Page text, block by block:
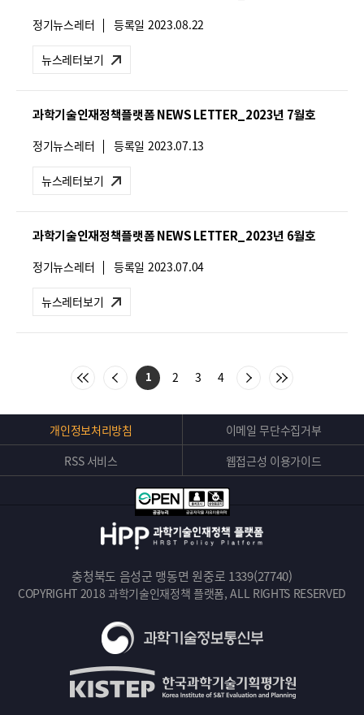
뉴
레
터
유
형
:
정기뉴스레터 등록일 2023.08.22
뉴스레터보기
과학기술인재정책플랫폼 NEWS LETTER_2023년 7월호
뉴
레
터
유
형
:
정기뉴스레터 등록일 2023.07.13
뉴스레터보기
과학기술인재정책플랫폼 NEWS LETTER_2023년 6월호
뉴
레
터
유
정기뉴스레터 등록일 2023.07.04
뉴스레터보기
처
음
로
이
동
이
전
으
로
이
동
1 2 3 4 다
음
으
로
이
동
마
지
으
로
이
동
버
개인정보처리방침
이메일 무단수집거부
RSS 서비스
웹접근성 이용가이드
충청북도 음성군 맹동면 원중로 1339(27740)
COPYRIGHT 2018 과학기술인재정책 플랫폼, ALL RIGHTS RESERVED